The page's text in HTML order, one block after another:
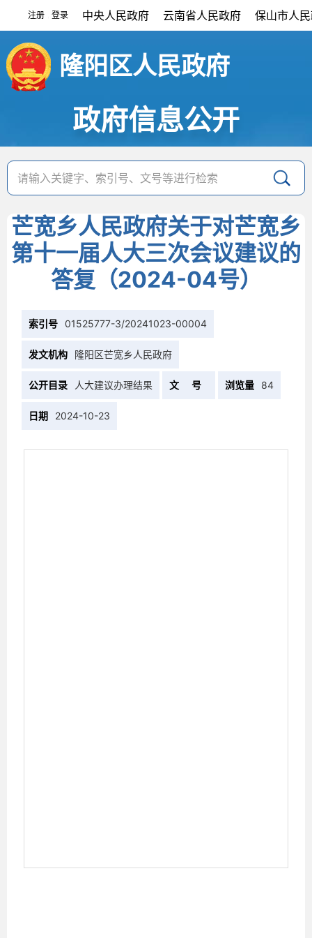
注册 登录 中央人民政府 云南省人民政府 保山市人
隆阳区人民政府
政府信息公开
芒宽乡人民政府关于对芒宽乡
第十一届人大三次会议建议的
答复（2024-04号）
索引号 01525777-3/20241023-00004
发文机构 隆阳区芒宽乡人民政府
公开目录 人大建议办理结果 文 号 浏览量 84
日期 2024-10-23